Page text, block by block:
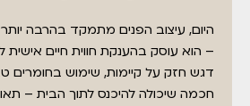
היום, עיצוב הפנים מתמקד בהרבה
– הוא עוסק בהענקת חווית חיים
דגש חזק על קיימות, שימוש בחומרים
חכמה שיכולה להיכנס לתוך הבית –